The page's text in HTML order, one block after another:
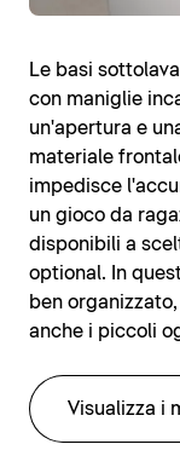
Le basi
con maniglie
un'apertura e
materiale
impedisce
un gioco da
disponibili a
optional. In
ben
anche i piccoli
Visualizza i